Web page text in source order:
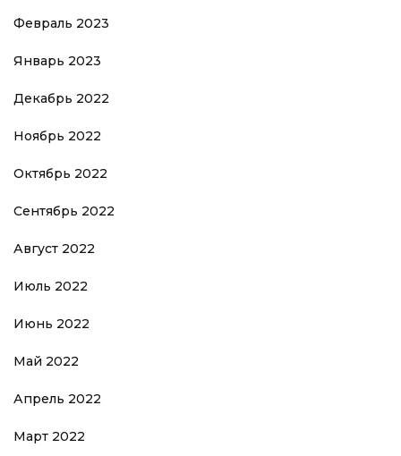
Февраль 2023
Январь 2023
Декабрь 2022
Ноябрь 2022
Октябрь 2022
Сентябрь 2022
Август 2022
Июль 2022
Июнь 2022
Май 2022
Апрель 2022
Март 2022